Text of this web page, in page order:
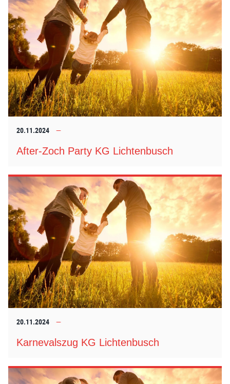
20.11.2024
After-Zoch Party KG Lichtenbusch
20.11.2024
Karnevalszug KG Lichtenbusch